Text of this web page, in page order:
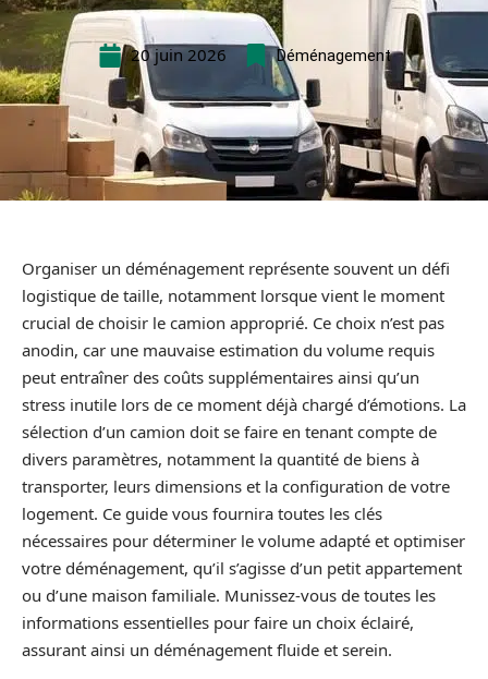
20 juin 2026 Déménagement
Organiser un déménagement représente souvent un défi
logistique de taille, notamment lorsque vient le moment
crucial de choisir le camion approprié. Ce choix n’est pas
anodin, car une mauvaise estimation du volume requis
peut entraîner des coûts supplémentaires ainsi qu’un
stress inutile lors de ce moment déjà chargé d’émotions. La
sélection d’un camion doit se faire en tenant compte de
divers paramètres, notamment la quantité de biens à
transporter, leurs dimensions et la configuration de votre
logement. Ce guide vous fournira toutes les clés
nécessaires pour déterminer le volume adapté et optimiser
votre déménagement, qu’il s’agisse d’un petit appartement
ou d’une maison familiale. Munissez-vous de toutes les
informations essentielles pour faire un choix éclairé,
assurant ainsi un déménagement fluide et serein.